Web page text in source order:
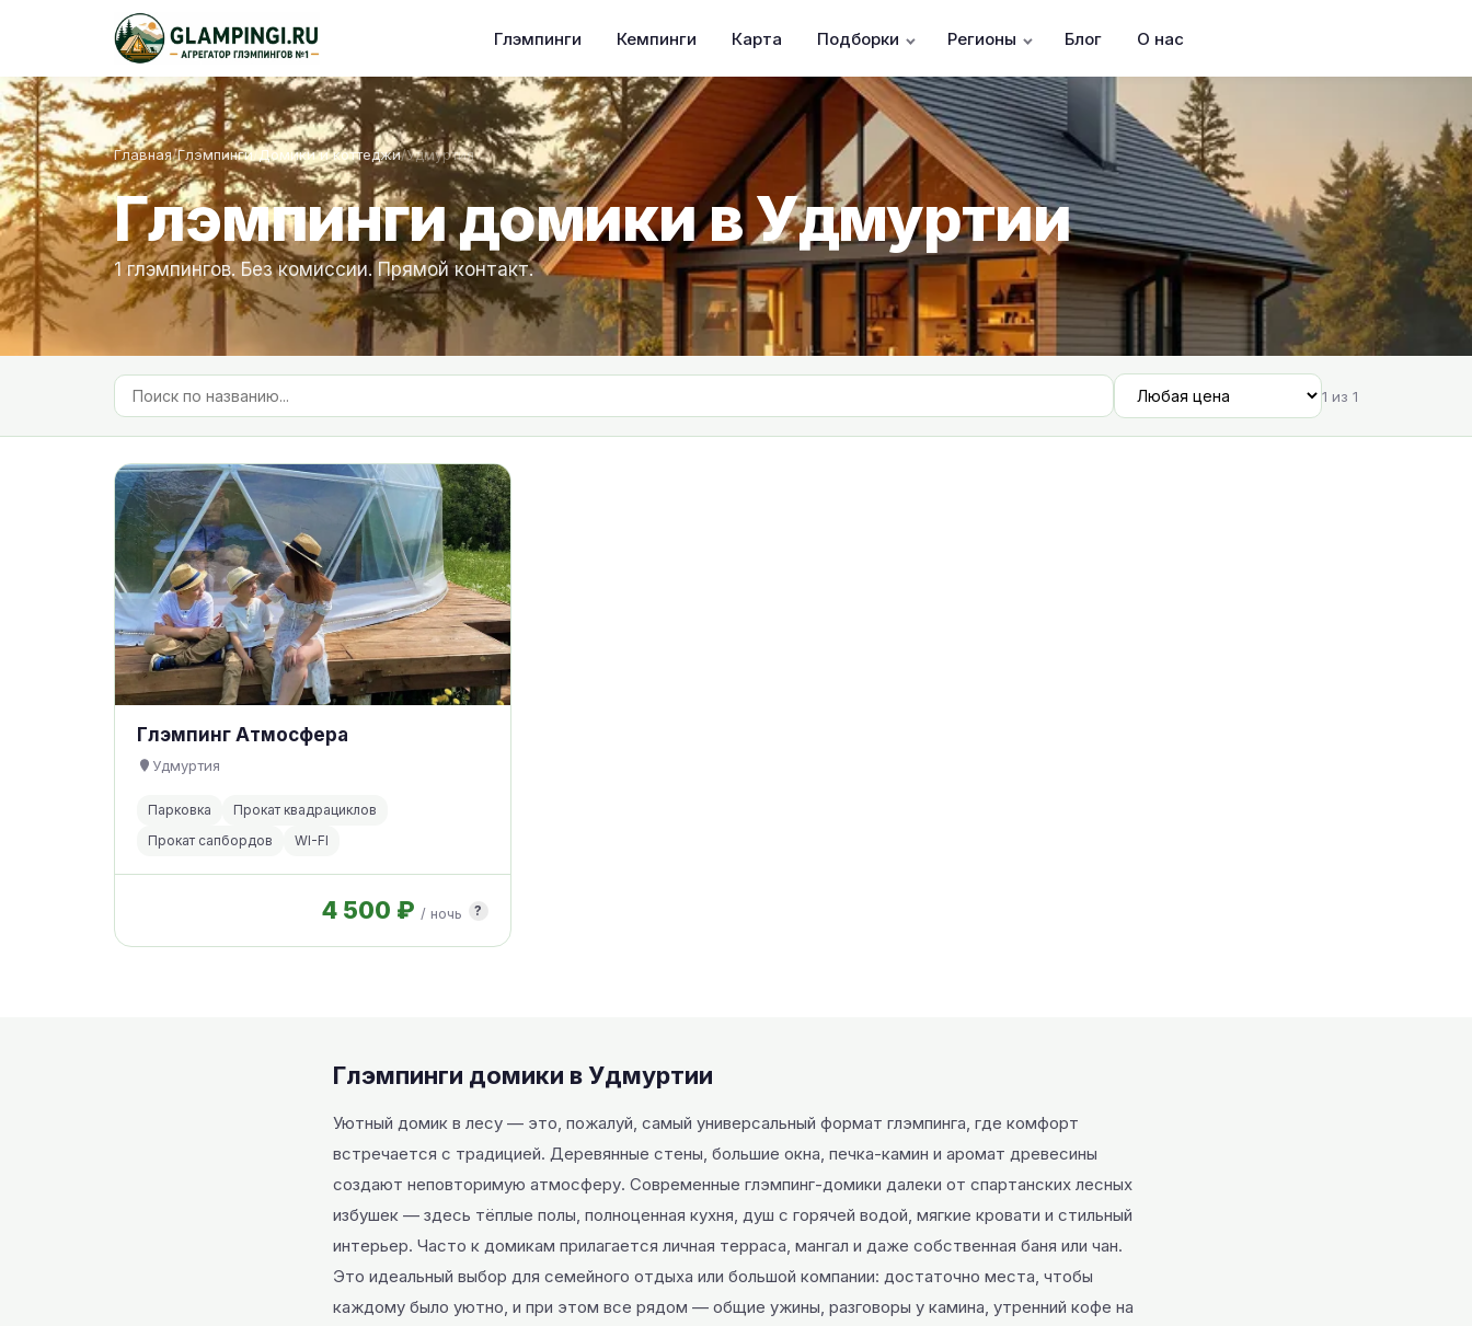
Глэмпинги Кемпинги Карта Подборки Регионы Блог О нас
Главная/Глэмпинги/Домики и коттеджи/Удмуртия
Глэмпинги домики в Удмуртии
1 глэмпингов. Без комиссии. Прямой контакт.
1 из 1
Глэмпинг Атмосфера
Удмуртия
Парковка
Прокат квадрациклов
Прокат сапбордов
WI-FI
4 500 ₽ / ночь ?
Глэмпинги домики в Удмуртии
Уютный домик в лесу — это, пожалуй, самый универсальный формат глэмпинга, где комфорт
встречается с традицией. Деревянные стены, большие окна, печка-камин и аромат древесины
создают неповторимую атмосферу. Современные глэмпинг-домики далеки от спартанских лесных
избушек — здесь тёплые полы, полноценная кухня, душ с горячей водой, мягкие кровати и стильный
интерьер. Часто к домикам прилагается личная терраса, мангал и даже собственная баня или чан.
Это идеальный выбор для семейного отдыха или большой компании: достаточно места, чтобы
каждому было уютно, и при этом все рядом — общие ужины, разговоры у камина, утренний кофе на